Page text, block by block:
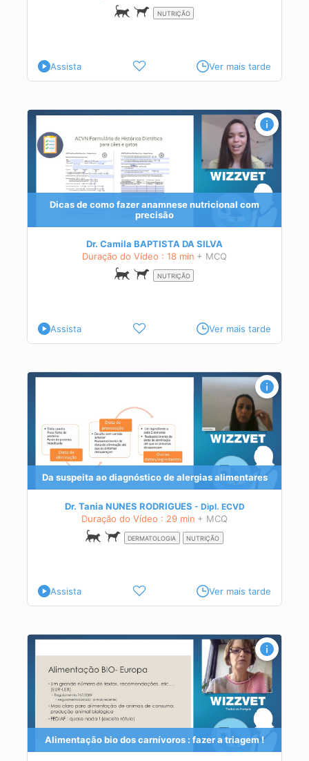
NUTRIÇÃO
Assista Ver mais tarde
Dicas de como fazer anamnese nutricional com
precisão
Dr. Camila BAPTISTA DA SILVA
Duração do Vídeo : 18 min + MCQ
NUTRIÇÃO
Assista Ver mais tarde
Da suspeita ao diagnóstico de alergias alimentares
Dr. Tania NUNES RODRIGUES Dipl. ECVD
Duração do Vídeo : 29 min + MCQ
DERMATOLOGIA NUTRIÇÃO
Assista Ver mais tarde
Alimentação bio dos carnívoros : fazer a triagem !